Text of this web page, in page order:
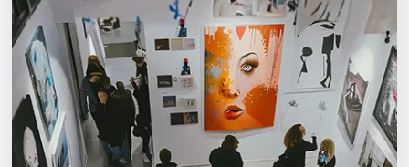
Экскурсии
Спорт
События